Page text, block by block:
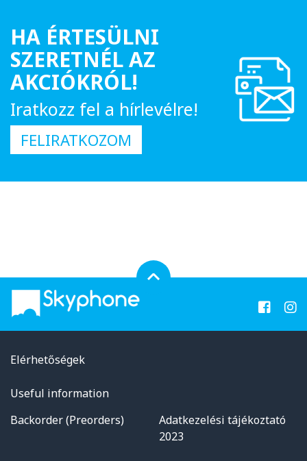
HA ÉRTESÜLNI
SZERETNÉL AZ
AKCIÓKRÓL!
Iratkozz fel a hírlevélre!
FELIRATKOZOM
Elérhetőségek
Useful information
Backorder (Preorders)
Adatkezelési tájékoztató
2023